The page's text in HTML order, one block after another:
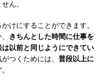
ん。
けにすることができます。
きちんとした時間に仕事を
以前と同じようにできてい
つくためには、 普段以上に
。